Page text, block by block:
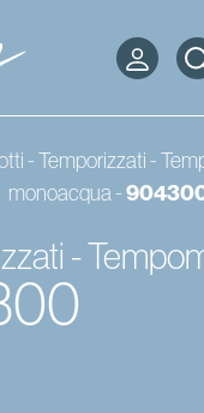
-
- Temporizzati -
monoacqua-